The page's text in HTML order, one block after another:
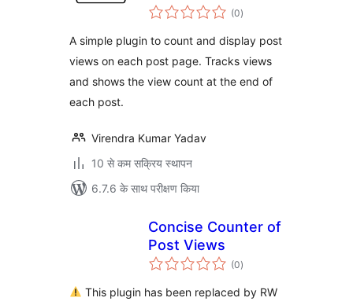
(0कुल
दर)
A simple plugin to count and display post
views on each post page. Tracks views
and shows the view count at the end of
each post.
Virendra Kumar Yadav
10 से कम सक्रिय स्थापन
6.7.6 के साथ परीक्षण किया
Concise Counter of
Post Views
(0कुल
दर)
This plugin has been replaced by RW